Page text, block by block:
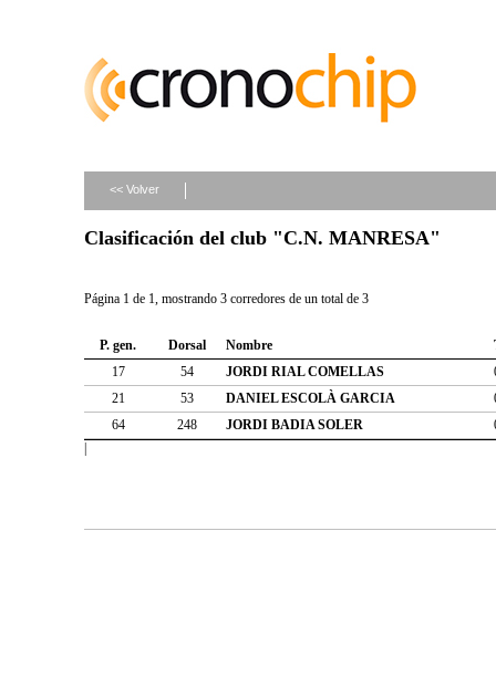
<< Volver
Clasificación del club "C.N. MANRESA"
Página 1 de 1, mostrando 3 corredores de un total de 3
P. gen. Dorsal Nombre
17
54 JORDI RIAL COMELLAS
21
53 DANIEL ESCOLÀ GARCIA
64
248 JORDI BADIA SOLER
|